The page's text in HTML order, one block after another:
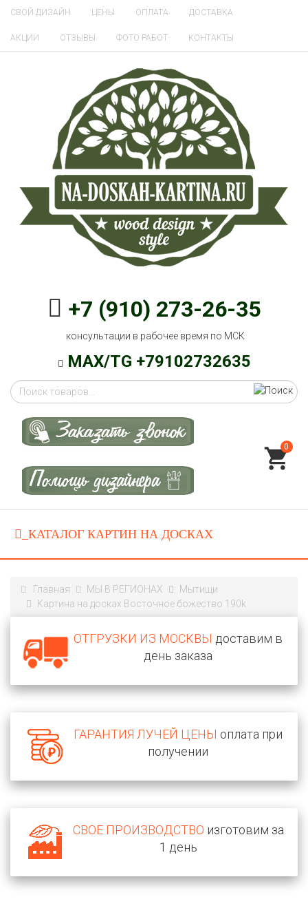
СВОЙ ДИЗАЙН ЦЕНЫ ОПЛАТА ДОСТАВКА
АКЦИИ ОТЗЫВЫ ФОТО РАБОТ КОНТАКТЫ
+7 (910) 273-26-35
консультации в рабочее время по МСК
MAX/TG +79102732635
0
Главная МЫ В РЕГИОНАХ
Мытищи
Картина на досках Восточное божество 190k
ОТГРУЗКИ ИЗ МОСКВЫ доставим в
день заказа
ГАРАНТИЯ ЛУЧЕЙ ЦЕНЫ оплата при
получении
СВОЕ ПРОИЗВОДСТВО изготовим за
1 день